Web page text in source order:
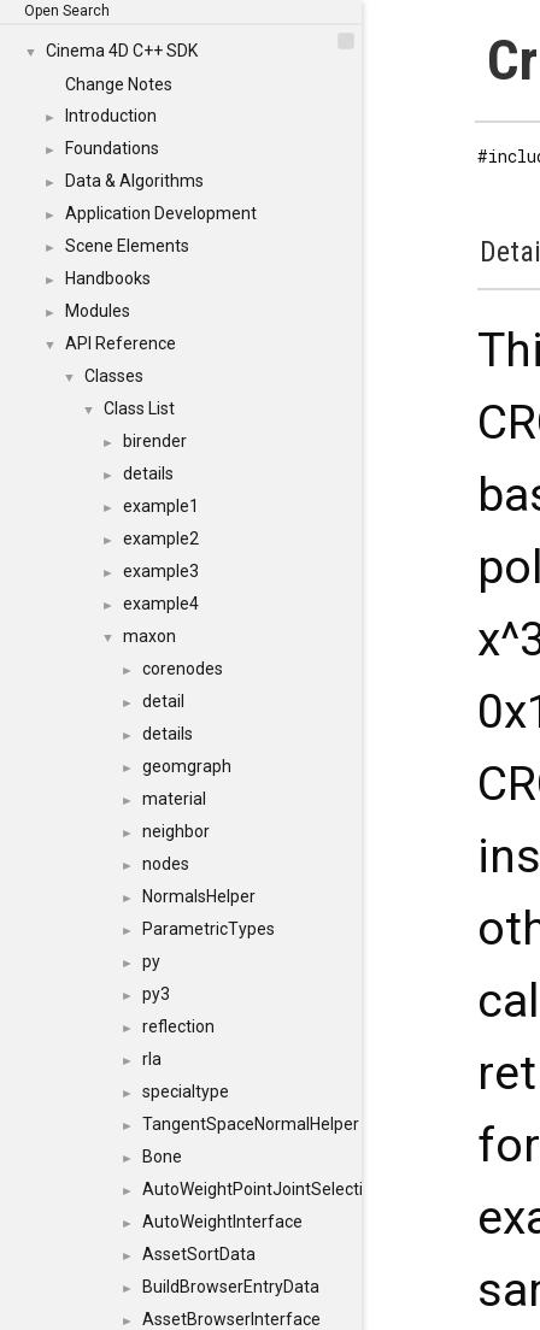
Open Search
▼
Cinema 4D C++ SDK
Change Notes
► Introduction
► Foundations
► Data & Algorithms
► Application Development
► Scene Elements
► Handbooks
► Modules
▼ API Reference
▼ Classes
▼ Class List
► birender
► details
► example1
► example2
► example3
► example4
▼ maxon
► corenodes
► detail
► details
► geomgraph
► material
► neighbor
► nodes
► NormalsHelper
► ParametricTypes
► py
► py3
► reflection
► rla
► specialtype
► TangentSpaceNormalHelper
► Bone
► AutoWeightPointJointSelections
► AutoWeightInterface
► AssetSortData
► BuildBrowserEntryData
► AssetBrowserInterface